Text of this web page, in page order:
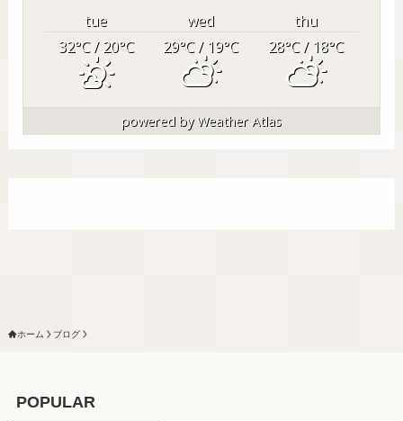
tue wed
thu
32°C/ 20°C 29°C/ 19°C 28°C/ 18°C
powered by Weather Atlas
ホーム ブログ
POPULAR